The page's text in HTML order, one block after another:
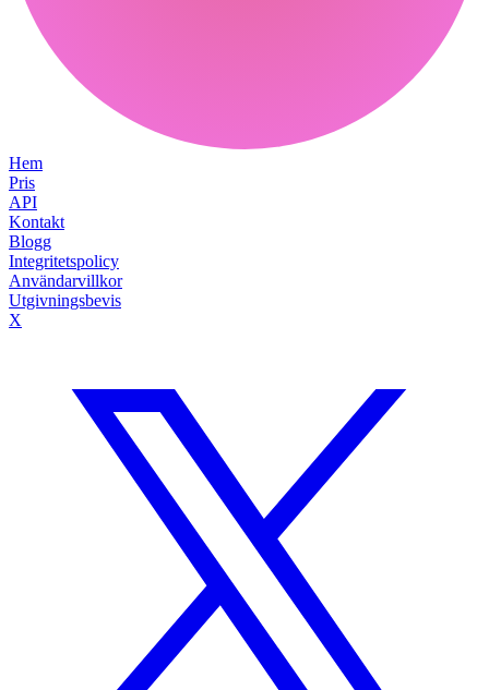
Hem
Pris
API
Kontakt
Blogg
Integritetspolicy
Användarvillkor
Utgivningsbevis
X